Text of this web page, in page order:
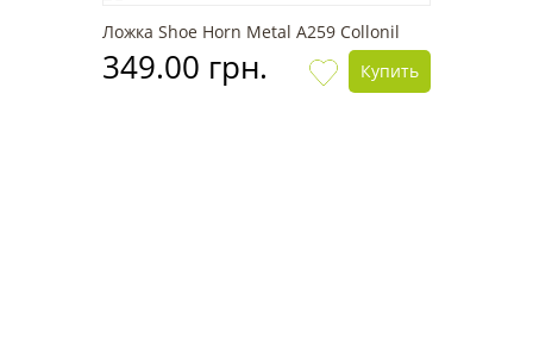
Ложка Shoe Horn Metal А259 Collonil
349.00 грн. Купить